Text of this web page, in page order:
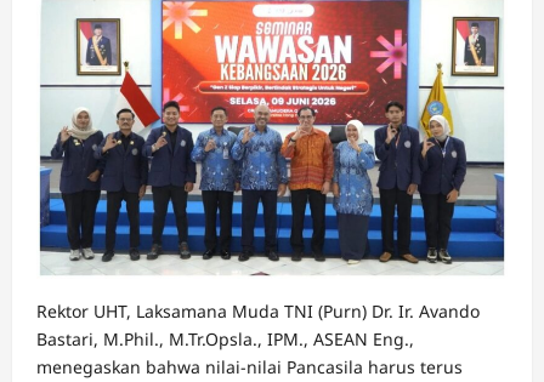
Rektor UHT, Laksamana Muda TNI (Purn) Dr. Ir. Avando
Bastari, M.Phil., M.Tr.Opsla., IPM., ASEAN Eng.,
menegaskan bahwa nilai-nilai Pancasila harus terus